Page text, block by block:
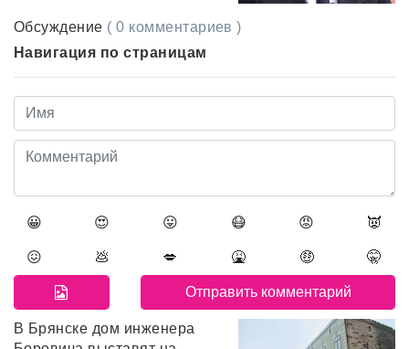
Обсуждение ( 0 комментариев )
Навигация по страницам
😀 😍 😛 😷 😡 👿
😖 💩 💋 🤮 🤑 🤫
В Брянске дом инженера